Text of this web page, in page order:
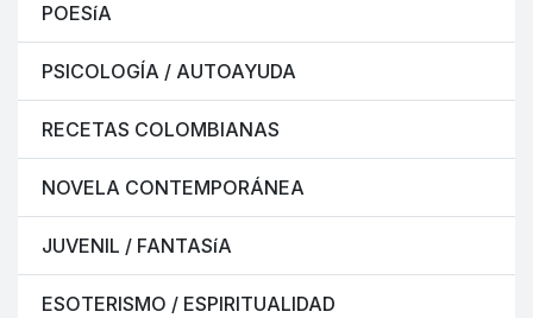
POESíA
PSICOLOGÍA / AUTOAYUDA
RECETAS COLOMBIANAS
NOVELA CONTEMPORÁNEA
JUVENIL / FANTASíA
ESOTERISMO / ESPIRITUALIDAD